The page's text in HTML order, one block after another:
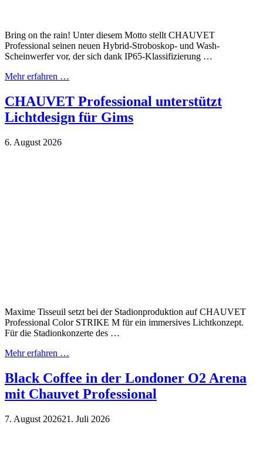
Bring on the rain! Unter diesem Motto stellt CHAUVET
Professional seinen neuen Hybrid-Stroboskop- und Wash-
Scheinwerfer vor, der sich dank IP65-Klassifizierung …
Mehr erfahren …
CHAUVET Professional unterstützt
Lichtdesign für Gims
6. August 2026
Maxime Tisseuil setzt bei der Stadionproduktion auf CHAUVET
Professional Color STRIKE M für ein immersives Lichtkonzept.
Für die Stadionkonzerte des …
Mehr erfahren …
Black Coffee in der Londoner O2 Arena
mit Chauvet Professional
7. August 202621. Juli 2026